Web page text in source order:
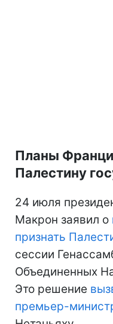
Планы
Палестину
24 июля
Макрон заявил о
признать
сессии
Объединенных
Это решение
премьер-